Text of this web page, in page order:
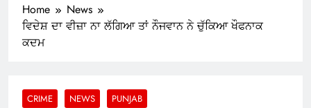
Home
News
ਵਿਦੇਸ਼ ਦਾ ਵੀਜ਼ਾ ਨਾ ਲੱਗਿਆ ਤਾਂ ਨੌਜਵਾਨ ਨੇ ਚੁੱਕਿਆ ਖੌਫਨਾਕ
ਕਦਮ
CRIME NEWS PUNJAB